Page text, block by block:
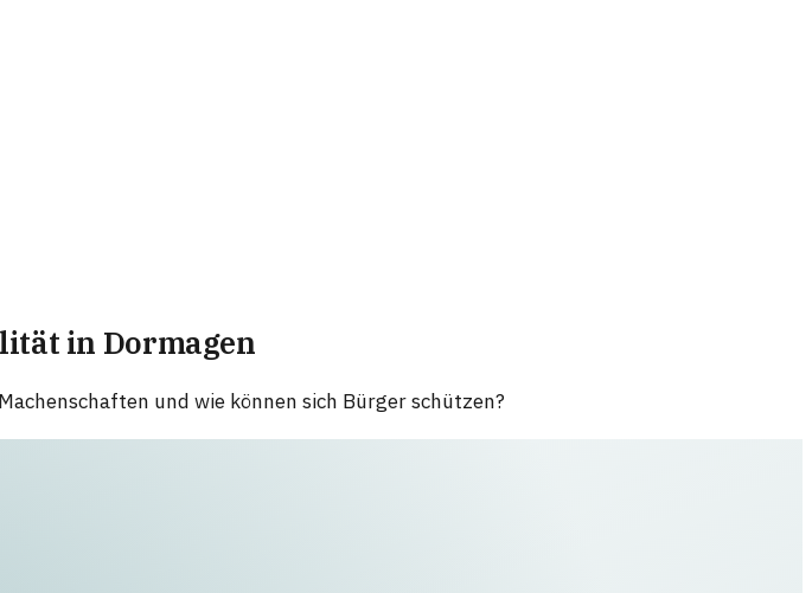
in Dormagen
und wie können sich Bürger schützen?